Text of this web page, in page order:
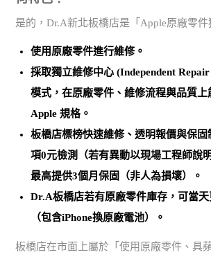
是的，Dr.A新北板橋店是「Apple原廠零件
使用原廠零件進行維修。
採取獨立維修中心 (Independent
模式，在原廠零件、維修流程與品質上
Apple 規格。
板橋店標榜快速維修、透明報價與保固
項0元檢測（若有異動以現場工程師說
最高提供3個月保固（非人為損壞）。
Dr.A板橋店若有原廠零件庫存，可當
（包含iPhone換原廠電池）。
板橋店在市面上屬於「使用原廠零件、具